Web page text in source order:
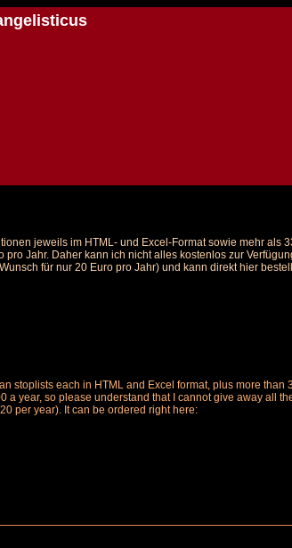
jeweils im HTML- und Excel-Format sowie mehr als
Jahr. Daher kann ich nicht alles kostenlos zur
für nur 20 Euro pro Jahr) und kann direkt hier
stoplists each in HTML and Excel format, plus more than
year, so please understand that I cannot give away all
per year). It can be ordered right here: